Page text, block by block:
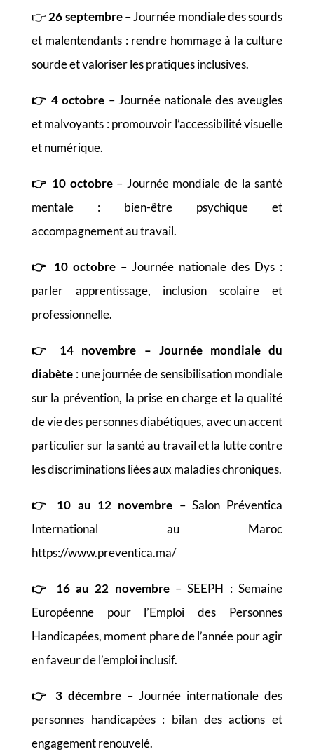
👉 26 septembre– Journée mondiale des sourds
et malentendants : rendre hommage à la culture
sourde et valoriser les pratiques inclusives.
👉4 octobre – Journée nationale des aveugles
et malvoyants : promouvoir l’accessibilité visuelle
et numérique.
👉 10 octobre– Journée mondiale de la santé
mentale : bien-être psychique et
accompagnement au travail.
👉 10 octobre– Journée nationale des Dys :
parler apprentissage, inclusion scolaire et
professionnelle.
👉 14 novembre – Journée mondiale du
diabète: une journée de sensibilisation mondiale
sur la prévention, la prise en charge et la qualité
de vie des personnes diabétiques, avec un accent
particulier sur la santé au travail et la lutte contre
les discriminations liées aux maladies chroniques.
👉 10 au 12 novembre – Salon Préventica
International au Maroc
https://www.preventica.ma/
👉 16 au 22 novembre– SEEPH : Semaine
Européenne pour l’Emploi des Personnes
Handicapées, moment phare de l’année pour agir
en faveur de l’emploi inclusif.
👉 3 décembre– Journée internationale des
personnes handicapées : bilan des actions et
engagement renouvelé.